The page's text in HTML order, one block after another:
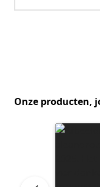
Onze producten,